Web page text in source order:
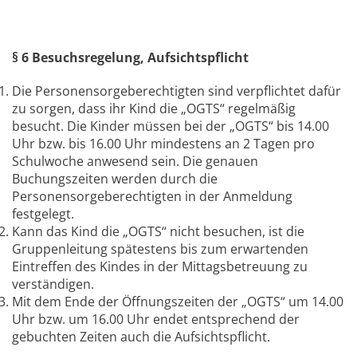
§ 6 Besuchsregelung, Aufsichtspflicht
Die Personensorgeberechtigten sind verpflichtet dafür
zu sorgen, dass ihr Kind die „OGTS“ regelmäßig
besucht. Die Kinder müssen bei der „OGTS“ bis 14.00
Uhr bzw. bis 16.00 Uhr mindestens an 2 Tagen pro
Schulwoche anwesend sein. Die genauen
Buchungszeiten werden durch die
Personensorgeberechtigten in der Anmeldung
festgelegt.
Kann das Kind die „OGTS“ nicht besuchen, ist die
Gruppenleitung spätestens bis zum erwartenden
Eintreffen des Kindes in der Mittagsbetreuung zu
verständigen.
Mit dem Ende der Öffnungszeiten der „OGTS“ um 14.00
Uhr bzw. um 16.00 Uhr endet entsprechend der
gebuchten Zeiten auch die Aufsichtspflicht.